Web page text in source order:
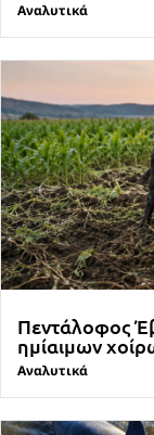
Αναλυτικά
Πεντάλοφος
ημίαιμων
Αναλυτικά